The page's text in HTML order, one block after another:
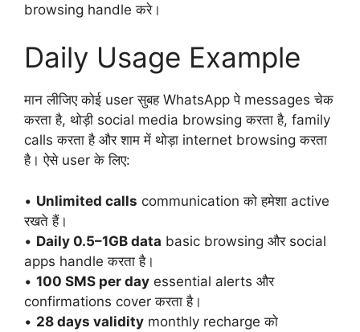
browsing handle करे।
Daily Usage Example
मान लीजिए कोई user सुबह WhatsApp पे messages चेक
करता है, थोड़ी social media browsing करता है, family
calls करता है और शाम में थोड़ा internet browsing करता
है। ऐसे user के लिए:
• Unlimited calls communication को हमेशा active
रखते हैं।
• Daily 0.5–1GB data basic browsing और social
apps handle करता है।
• 100 SMS per day essential alerts और
confirmations cover करता है।
• 28 days validity monthly recharge को